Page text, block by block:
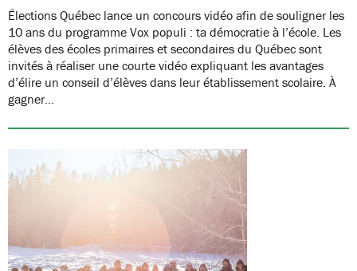
Élections Québec lance un concours vidéo afin de souligner les
10 ans du programme Vox populi : ta démocratie à l’école. Les
élèves des écoles primaires et secondaires du Québec sont
invités à réaliser une courte vidéo expliquant les avantages
d’élire un conseil d’élèves dans leur établissement scolaire. À
gagner…